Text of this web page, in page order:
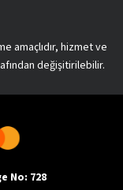
amaçlıdır, hizmet ve
değişitirilebilir.
No: 728